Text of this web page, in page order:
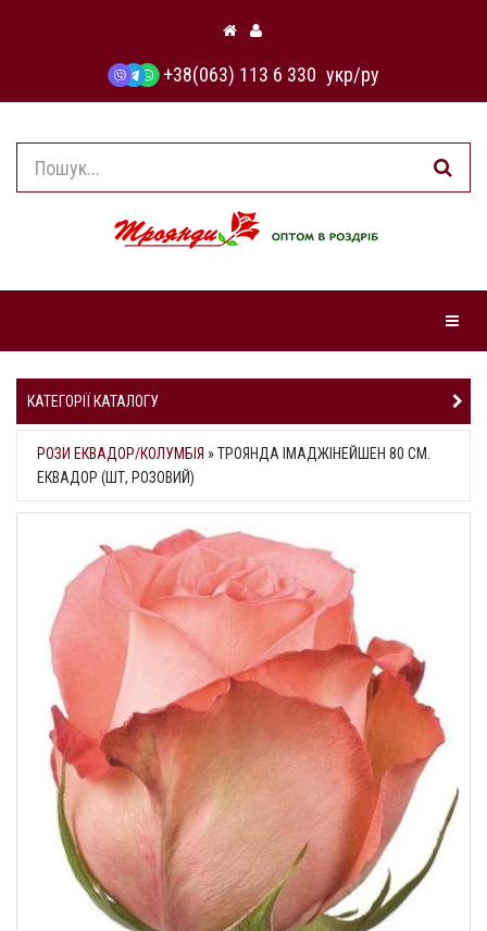
+38(063) 113 6 330 укр/ру
КАТЕГОРІЇ КАТАЛОГУ
РОЗИ ЕКВАДОР/КОЛУМБІЯ »ТРОЯНДА ІМАДЖІНЕЙШЕН 80 СМ.
ЕКВАДОР (ШТ, РОЗОВИЙ)